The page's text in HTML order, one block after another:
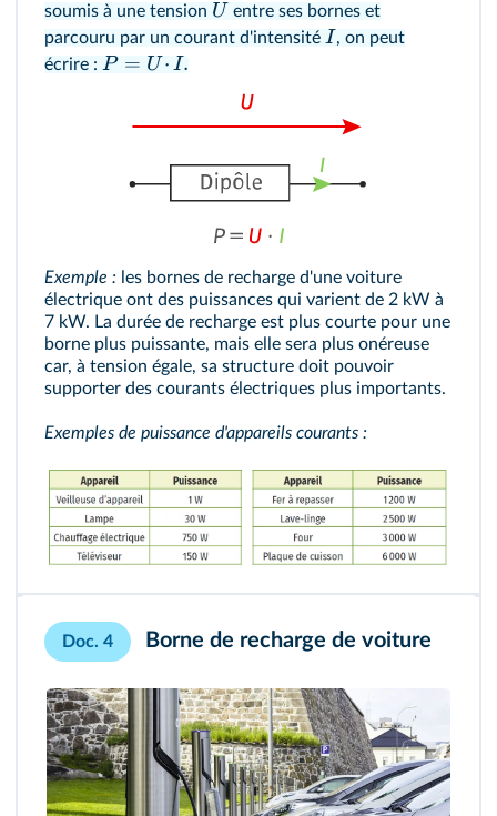
soumis à une tension U entre ses bornes et
parcouru par un courant d'intensité I, on peut
écrire : P = U ⋅ I.
Exemple : les bornes de recharge d'une voiture
électrique ont des puissances qui varient de 2 kW à
7 kW. La durée de recharge est plus courte pour une
borne plus puissante, mais elle sera plus onéreuse
car, à tension égale, sa structure doit pouvoir
supporter des courants électriques plus importants.
Exemples de puissance d'appareils courants :
Doc. 4 Borne de recharge de voiture